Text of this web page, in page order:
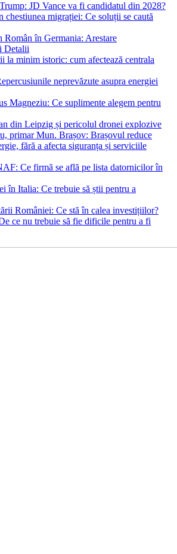
JD Vance va fi candidatul din 2028?
migrației: Ce soluții se caută
Român în Germania: Arestare
Detalii
la minim istoric: cum afectează centrala
neprevăzute asupra energiei
Magneziu: Ce suplimente alegem pentru
din Leipzig și pericolul dronei explozive
primar Mun. Brașov: Brașovul reduce
fără a afecta siguranța și serviciile
Ce firmă se află pe lista datornicilor în
în Italia: Ce trebuie să știi pentru a
României: Ce stă în calea investițiilor?
ce nu trebuie să fie dificile pentru a fi